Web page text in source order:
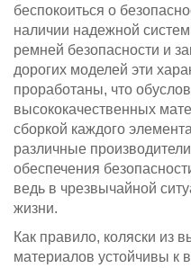
беспокоиться о
наличии надежной
ремней безопасности и
дорогих моделей эти
проработаны, что
высококачественных
сборкой каждого
различные
обеспечения
ведь в чрезвычайной
жизни.
Как правило, коляски из
материалов устойчивы к